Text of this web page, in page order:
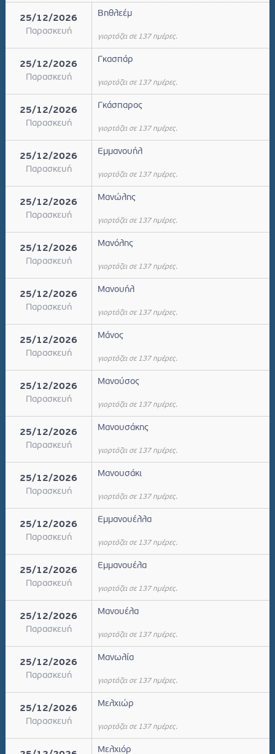
25/12/2026
Παρασκευή
Βηθλεέμ
γιορτάζει σε 137 ημέρες.
25/12/2026
Παρασκευή
Γκασπάρ
γιορτάζει σε 137 ημέρες.
25/12/2026
Παρασκευή
Γκάσπαρος
γιορτάζει σε 137 ημέρες.
25/12/2026
Παρασκευή
Εμμανουήλ
γιορτάζει σε 137 ημέρες.
25/12/2026
Παρασκευή
Μανώλης
γιορτάζει σε 137 ημέρες.
25/12/2026
Παρασκευή
Μανόλης
γιορτάζει σε 137 ημέρες.
25/12/2026
Παρασκευή
Μανουήλ
γιορτάζει σε 137 ημέρες.
25/12/2026
Παρασκευή
Μάνος
γιορτάζει σε 137 ημέρες.
25/12/2026
Παρασκευή
Μανούσος
γιορτάζει σε 137 ημέρες.
25/12/2026
Παρασκευή
Μανουσάκης
γιορτάζει σε 137 ημέρες.
25/12/2026
Παρασκευή
Μανουσάκι
γιορτάζει σε 137 ημέρες.
25/12/2026
Παρασκευή
Εμμανουέλλα
γιορτάζει σε 137 ημέρες.
25/12/2026
Παρασκευή
Εμμανουέλα
γιορτάζει σε 137 ημέρες.
25/12/2026
Παρασκευή
Μανουέλα
γιορτάζει σε 137 ημέρες.
25/12/2026
Παρασκευή
Μανωλία
γιορτάζει σε 137 ημέρες.
25/12/2026
Παρασκευή
Μελχιώρ
γιορτάζει σε 137 ημέρες.
Μελχιόρ